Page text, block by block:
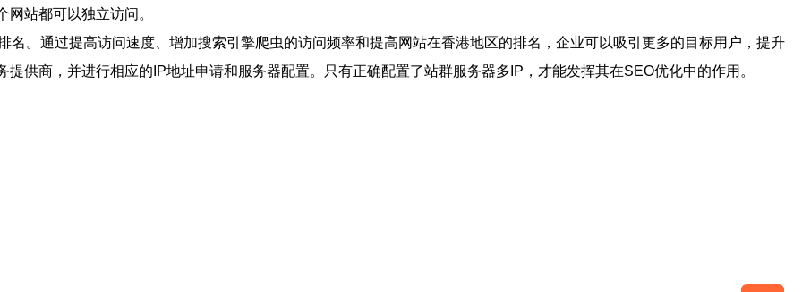
站都可以独立访问。
名。通过提高访问速度、增加搜索引擎爬虫的访问频率和提高网站在香港地区的排名，企业可以吸引更多的目标用户，提升
供商，并进行相应的IP地址申请和服务器配置。只有正确配置了站群服务器多IP，才能发挥其在SEO优化中的作用。